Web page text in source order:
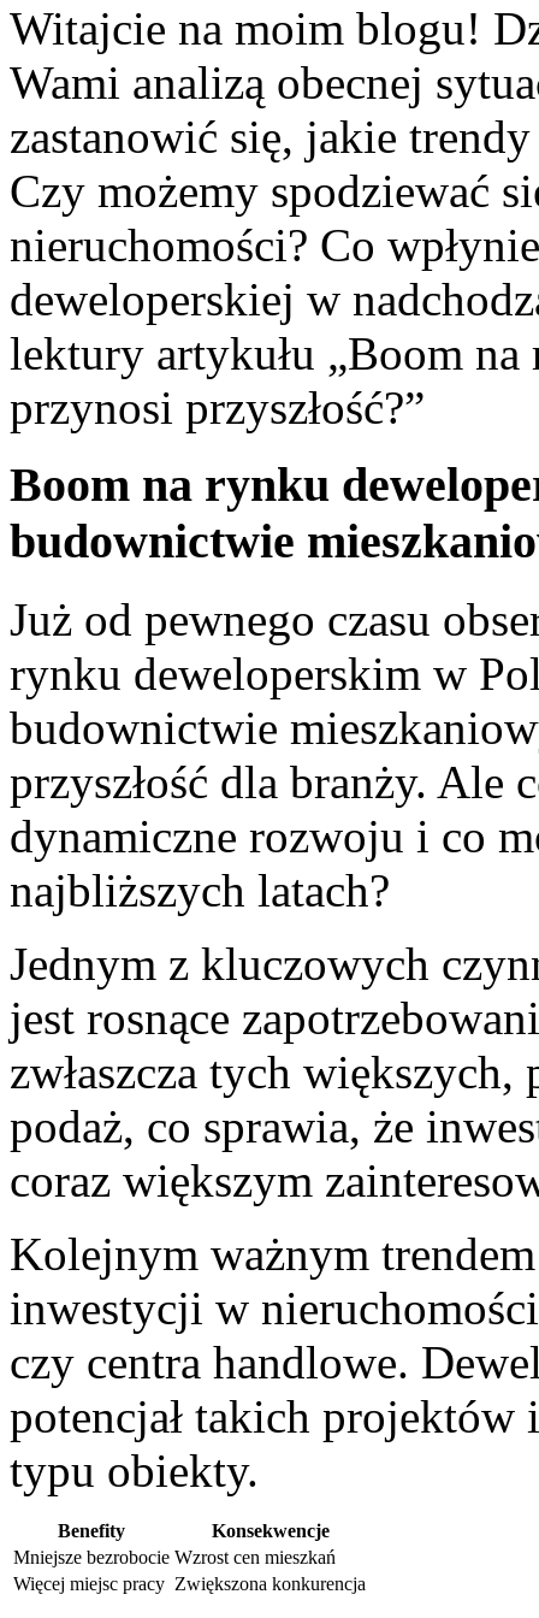
Witajcie na moim blogu!
Wami analizą ⁢obecnej
‌zastanowić się,⁣ jakie
⁣Czy ‍możemy spodziewać
nieruchomości? Co
deweloperskiej w
lektury⁤ artykułu „Boom
przynosi przyszłość?”
Boom na rynku
budownictwie
Już od pewnego czasu
rynku deweloperskim w
budownictwie‌
przyszłość dla branży. ‍Ale
dynamiczne ⁢rozwoju i ‍co
najbliższych latach?
Jednym z kluczowych​
jest rosnące
zwłaszcza‍ tych
podaż, co sprawia, że
coraz ‌większym‌
Kolejnym ważnym
inwestycji w
czy centra handlowe.
potencjał takich projektów‍
⁢typu obiekty.
Benefity
Konsekwencje
Mniejsze‌ bezrobocie Wzrost ⁣cen mieszkań
Więcej miejsc pracy Zwiększona konkurencja